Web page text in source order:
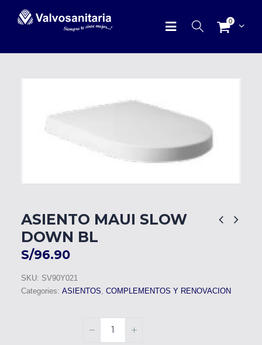
0
ASIENTO MAUI SLOW
DOWN BL
S/96.90
SKU: SV90Y021
Categories: ASIENTOS, COMPLEMENTOS Y RENOVACION